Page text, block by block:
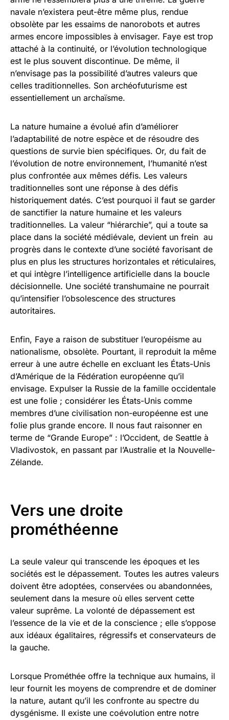
navale n’existera peut-être même plus, rendue
obsolète par les essaims de nanorobots et autres
armes encore impossibles à envisager. Faye est trop
attaché à la continuité, or l’évolution technologique
est le plus souvent discontinue. De même, il
n’envisage pas la possibilité d’autres valeurs que
celles traditionnelles. Son archéofuturisme est
essentiellement un archaïsme.
La nature humaine a évolué afin d’améliorer
l’adaptabilité de notre espèce et de résoudre des
questions de survie bien spécifiques. Or, du fait de
l’évolution de notre environnement, l’humanité n’est
plus confrontée aux mêmes défis. Les valeurs
traditionnelles sont une réponse à des défis
historiquement datés. C’est pourquoi il faut se garder
de sanctifier la nature humaine et les valeurs
traditionnelles. La valeur “hiérarchie”, qui a toute sa
place dans la société médiévale, devient un frein au
progrès dans le contexte d’une société favorisant de
plus en plus les structures horizontales et réticulaires,
et qui intègre l’intelligence artificielle dans la boucle
décisionnelle. Une société transhumaine ne pourrait
qu’intensifier l’obsolescence des structures
autoritaires.
Enfin, Faye a raison de substituer l’européisme au
nationalisme, obsolète. Pourtant, il reproduit la même
erreur à une autre échelle en excluant les États-Unis
d’Amérique de la Fédération européenne qu’il
envisage. Expulser la Russie de la famille occidentale
est une folie ; considérer les États-Unis comme
membres d’une civilisation non-européenne est une
folie plus grande encore. Il nous faut raisonner en
terme de “Grande Europe” : l’Occident, de Seattle à
Vladivostok, en passant par l’Australie et la Nouvelle-
Zélande.
Vers une droite
prométhéenne
La seule valeur qui transcende les époques et les
sociétés est le dépassement. Toutes les autres valeurs
doivent être adoptées, conservées ou abandonnées,
seulement dans la mesure où elles servent cette
valeur suprême. La volonté de dépassement est
l’essence de la vie et de la conscience ; elle s’oppose
aux idéaux égalitaires, régressifs et conservateurs de
la gauche.
Lorsque Prométhée offre la technique aux humains, il
leur fournit les moyens de comprendre et de dominer
la nature, autant qu’il les confronte au spectre du
dysgénisme. Il existe une coévolution entre notre